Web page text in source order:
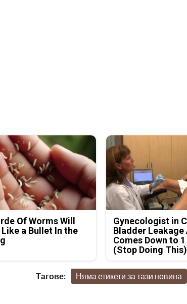
Of Worms Will
Like a Bullet In the
Gynecologist in
Bladder Leakage
Comes Down to
(Stop Doing This)
Тагове: Няма етикети за тази новина